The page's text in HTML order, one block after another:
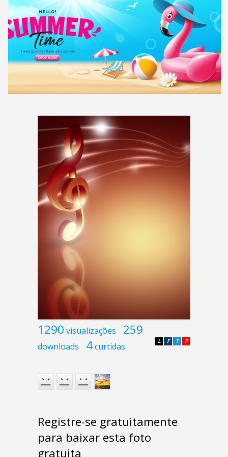
1290 visualizações 259
downloads 4curtidas P
T
F
L
Registre-se gratuitamente
para baixar esta foto
gratuita